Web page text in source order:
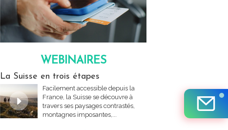
WEBINAIRES
La Suisse en trois étapes
Facilement accessible depuis la
France, la Suisse se découvre à
travers ses paysages contrastés,
montagnes imposantes,...